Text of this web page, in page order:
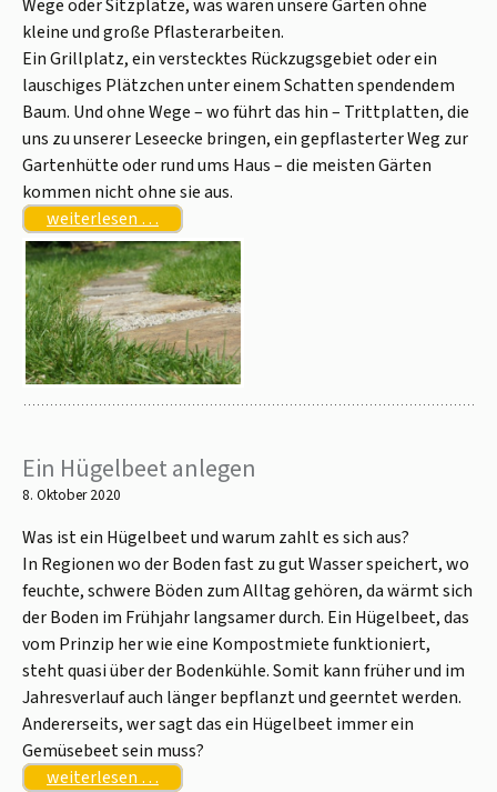
Wege oder Sitzplätze, was wären unsere Gärten ohne
kleine und große Pflasterarbeiten.
Ein Grillplatz, ein verstecktes Rückzugsgebiet oder ein
lauschiges Plätzchen unter einem Schatten spendendem
Baum. Und ohne Wege – wo führt das hin – Trittplatten, die
uns zu unserer Leseecke bringen, ein gepflasterter Weg zur
Gartenhütte oder rund ums Haus – die meisten Gärten
kommen nicht ohne sie aus.
weiterlesen …
Ein Hügelbeet anlegen
8. Oktober 2020
Was ist ein Hügelbeet und warum zahlt es sich aus?
In Regionen wo der Boden fast zu gut Wasser speichert, wo
feuchte, schwere Böden zum Alltag gehören, da wärmt sich
der Boden im Frühjahr langsamer durch. Ein Hügelbeet, das
vom Prinzip her wie eine Kompostmiete funktioniert,
steht quasi über der Bodenkühle. Somit kann früher und im
Jahresverlauf auch länger bepflanzt und geerntet werden.
Andererseits, wer sagt das ein Hügelbeet immer ein
Gemüsebeet sein muss?
weiterlesen …